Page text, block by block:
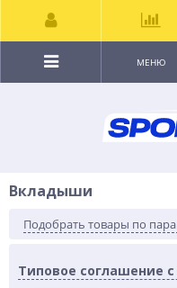
МЕНЮ
Вкладыши
Подобрать товары по
Типовое соглашение